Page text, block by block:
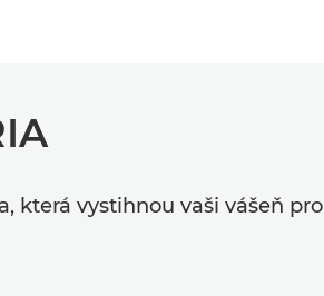
která vystihnou vaši vášeň